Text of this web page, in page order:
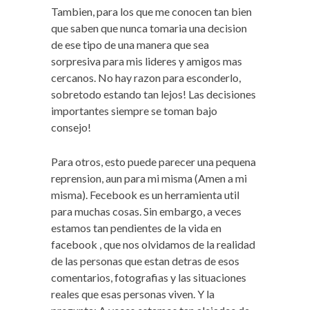
Tambien, para los que me conocen tan bien
que saben que nunca tomaria una decision
de ese tipo de una manera que sea
sorpresiva para mis lideres y amigos mas
cercanos. No hay razon para esconderlo,
sobretodo estando tan lejos! Las decisiones
importantes siempre se toman bajo
consejo!
Para otros, esto puede parecer una pequena
reprension, aun para mi misma (Amen a mi
misma). Fecebook es un herramienta util
para muchas cosas. Sin embargo, a veces
estamos tan pendientes de la vida en
facebook , que nos olvidamos de la realidad
de las personas que estan detras de esos
comentarios, fotografias y las situaciones
reales que esas personas viven. Y la